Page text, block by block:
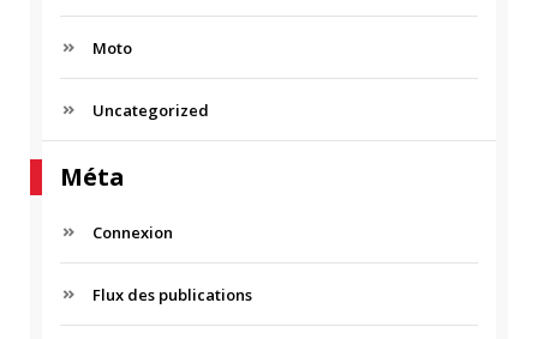
Moto
Uncategorized
Méta
Connexion
Flux des publications